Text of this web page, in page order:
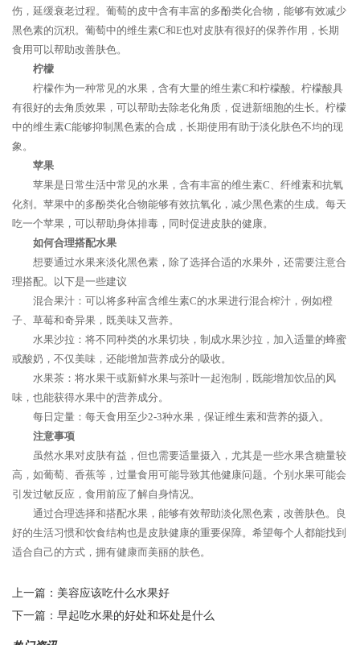
伤，延缓衰老过程。葡萄的皮中含有丰富的多酚类化合物，能够有效减少
黑色素的沉积。葡萄中的维生素C和E也对皮肤有很好的保养作用，长期
食用可以帮助改善肤色。
柠檬
柠檬作为一种常见的水果，含有大量的维生素C和柠檬酸。柠檬酸具
有很好的去角质效果，可以帮助去除老化角质，促进新细胞的生长。柠檬
中的维生素C能够抑制黑色素的合成，长期使用有助于淡化肤色不均的现
象。
苹果
苹果是日常生活中常见的水果，含有丰富的维生素C、纤维素和抗氧
化剂。苹果中的多酚类化合物能够有效抗氧化，减少黑色素的生成。每天
吃一个苹果，可以帮助身体排毒，同时促进皮肤的健康。
如何合理搭配水果
想要通过水果来淡化黑色素，除了选择合适的水果外，还需要注意合
理搭配。以下是一些建议
混合果汁：可以将多种富含维生素C的水果进行混合榨汁，例如橙
子、草莓和奇异果，既美味又营养。
水果沙拉：将不同种类的水果切块，制成水果沙拉，加入适量的蜂蜜
或酸奶，不仅美味，还能增加营养成分的吸收。
水果茶：将水果干或新鲜水果与茶叶一起泡制，既能增加饮品的风
味，也能获得水果中的营养成分。
每日定量：每天食用至少2-3种水果，保证维生素和营养的摄入。
注意事项
虽然水果对皮肤有益，但也需要适量摄入，尤其是一些水果含糖量较
高，如葡萄、香蕉等，过量食用可能导致其他健康问题。个别水果可能会
引发过敏反应，食用前应了解自身情况。
通过合理选择和搭配水果，能够有效帮助淡化黑色素，改善肤色。良
好的生活习惯和饮食结构也是皮肤健康的重要保障。希望每个人都能找到
适合自己的方式，拥有健康而美丽的肤色。
上一篇： 美容应该吃什么水果好
下一篇： 早起吃水果的好处和坏处是什么